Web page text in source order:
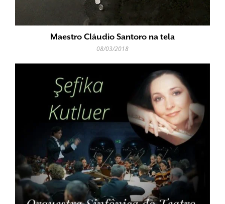
Maestro Cláudio Santoro na tela
08/03/2018